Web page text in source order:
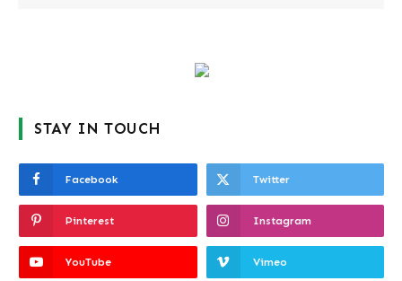
STAY IN TOUCH
Facebook Twitter
Pinterest Instagram
YouTube Vimeo